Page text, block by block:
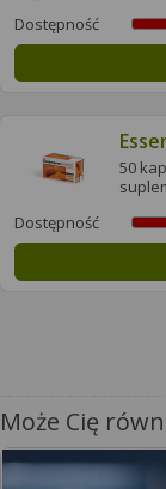
Dostępność
50
Dostępność
Może Cię